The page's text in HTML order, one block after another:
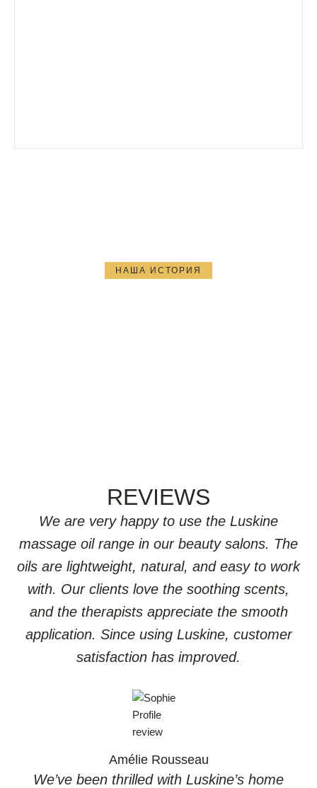
НАША ИСТОРИЯ
REVIEWS
We are very happy to use the Luskine
massage oil range in our beauty salons. The
oils are lightweight, natural, and easy to work
with. Our clients love the soothing scents,
and the therapists appreciate the smooth
application. Since using Luskine, customer
satisfaction has improved.
Amélie Rousseau
We’ve been thrilled with Luskine’s home